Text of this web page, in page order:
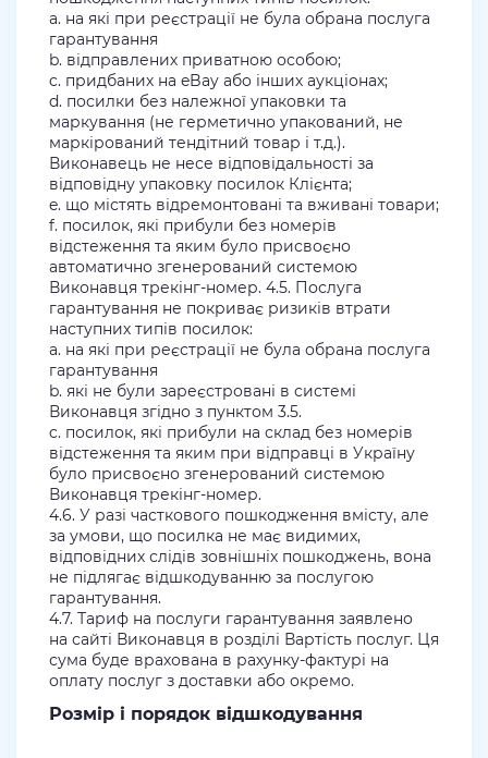
a. на які при реєстрації не була обрана послуга
гарантування
b. відправлених приватною особою;
c. придбаних на eBay або інших аукціонах;
d. посилки без належної упаковки та
маркування (не герметично упакований, не
маркірований тендітний товар і т.д.).
Виконавець не несе відповідальності за
відповідну упаковку посилок Клієнта;
e. що містять відремонтовані та вживані товари;
f. посилок, які прибули без номерів
відстеження та яким було присвоєно
автоматично згенерований системою
Виконавця трекінг-номер. 4.5. Послуга
гарантування не покриває ризиків втрати
наступних типів посилок:
a. на які при реєстрації не була обрана послуга
гарантування
b. які не були зареєстровані в системі
Виконавця згідно з пунктом 3.5.
c. посилок, які прибули на склад без номерів
відстеження та яким при відправці в Україну
було присвоєно згенерований системою
Виконавця трекінг-номер.
4.6. У разі часткового пошкодження вмісту, але
за умови, що посилка не має видимих,
відповідних слідів зовнішніх пошкоджень, вона
не підлягає відшкодуванню за послугою
гарантування.
4.7. Тариф на послуги гарантування заявлено
на сайті Виконавця в розділі Вартість послуг. Ця
сума буде врахована в рахунку-фактурі на
оплату послуг з доставки або окремо.
Розмір і порядок відшкодування